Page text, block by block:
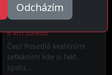
Silvie, 36 let
6 km daleko
Čau! Posedlá kvalitními
setkáními kde si fakt
spolu...
Odcházím